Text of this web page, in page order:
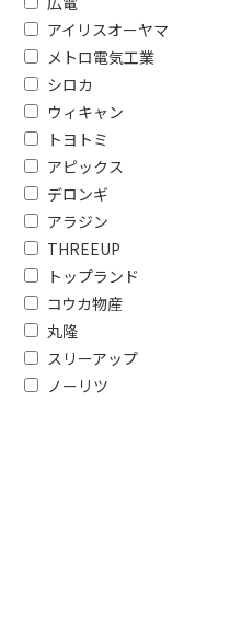
アイリスオーヤマ
メトロ電気工業
シロカ
ウィキャン
トヨトミ
アピックス
デロンギ
アラジン
THREEUP
トップランド
コウカ物産
丸隆
スリーアップ
ノーリツ